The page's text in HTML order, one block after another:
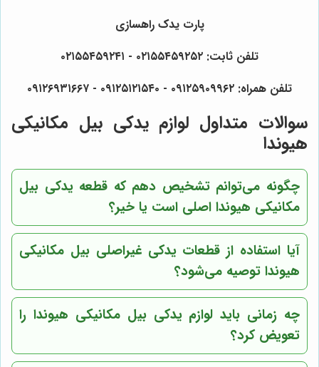
پارت یدک راهسازی
تلفن ثابت: ۰۲۱۵۵۴۵۹۲۵۲ - ۰۲۱۵۵۴۵۹۲۴۱
تلفن همراه: ۰۹۱۲۵۹۰۹۹۶۲ - ۰۹۱۲۵۱۲۱۵۴۰ - ۰۹۱۲۶۹۳۱۶۶۷
سوالات متداول لوازم یدکی بیل مکانیکی
هیوندا
چگونه می‌توانم تشخیص دهم که قطعه یدکی بیل
مکانیکی هیوندا اصلی است یا خیر؟
آیا استفاده از قطعات یدکی غیراصلی بیل مکانیکی
هیوندا توصیه می‌شود؟
چه زمانی باید لوازم یدکی بیل مکانیکی هیوندا را
تعویض کرد؟